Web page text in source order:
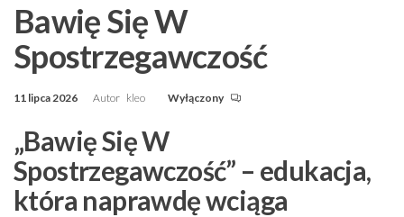
Bawię Się W
Spostrzegawczość
11 lipca 2026 Autor kleo Wyłączony
„Bawię Się W
Spostrzegawczość” – edukacja,
która naprawdę wciąga